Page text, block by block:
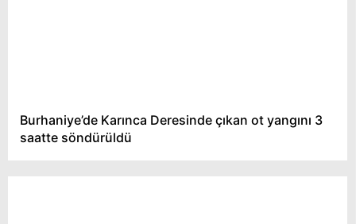
Burhaniye’de Karınca Deresinde çıkan ot yangını 3
saatte söndürüldü